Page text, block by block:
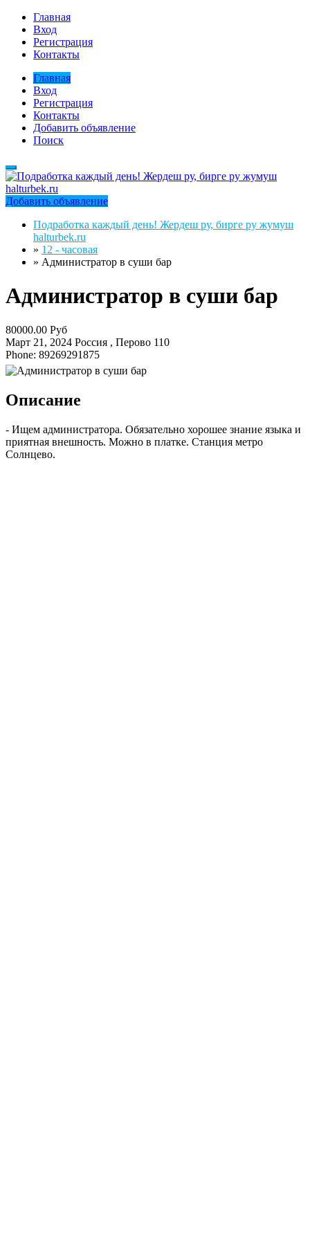
Главная
Вход
Регистрация
Контакты
Главная
Вход
Регистрация
Контакты
Добавить объявление
Поиск
Добавить объявление
Подработка каждый день! Жердеш ру, бирге ру жумуш
halturbek.ru
» 12 - часовая
» Администратор в суши бар
Администратор в суши бар
80000.00 Руб
Март 21, 2024 Россия , Перово 110
Phone: 89269291875
Описание
- Ищем администратора. Обязательно хорошее знание языка и
приятная внешность. Можно в платке. Станция метро
Солнцево.